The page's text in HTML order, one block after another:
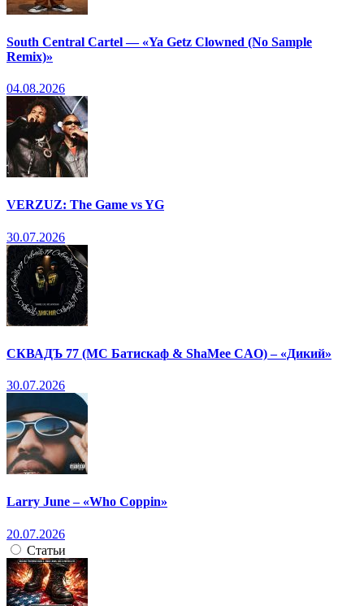
South Central Cartel — «Ya Getz Clowned (No Sample
Remix)»
04.08.2026
VERZUZ: The Game vs YG
30.07.2026
СКВАДЪ 77 (МС Батискаф & ShaMee CAO) – «Дикий»
30.07.2026
Larry June – «Who Coppin»
20.07.2026
Статьи